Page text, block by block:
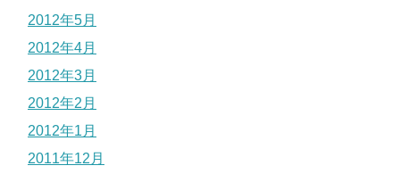
2012年5月
2012年4月
2012年3月
2012年2月
2012年1月
2011年12月